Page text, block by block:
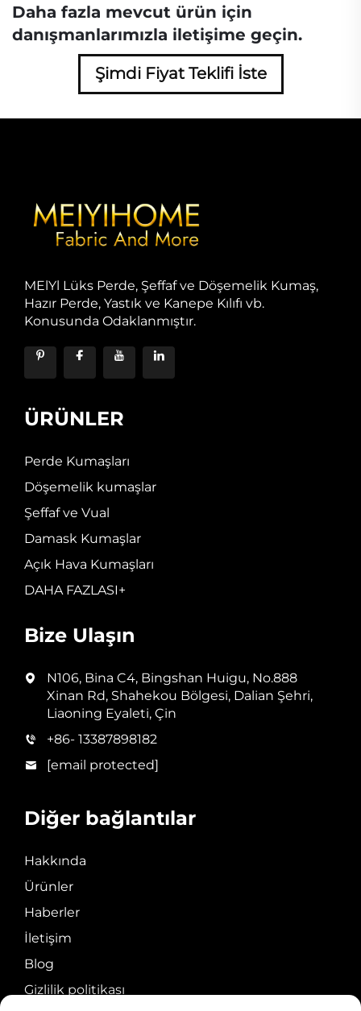
Daha fazla mevcut ürün için
danışmanlarımızla iletişime geçin.
Şimdi Fiyat Teklifi İste
MElYl Lüks Perde, Şeffaf ve Döşemelik Kumaş,
Hazır Perde, Yastık ve Kanepe Kılıfı vb.
Konusunda Odaklanmıştır.
ÜRÜNLER
Perde Kumaşları
Döşemelik kumaşlar
Şeffaf ve Vual
Damask Kumaşlar
Açık Hava Kumaşları
DAHA FAZLASI+
Bize Ulaşın
N106, Bina C4, Bingshan Huigu, No.888
Xinan Rd, Shahekou Bölgesi, Dalian Şehri,
Liaoning Eyaleti, Çin
+86- 13387898182
[email protected]
Diğer bağlantılar
Hakkında
Ürünler
Haberler
İletişim
Blog
Gizlilik politikası